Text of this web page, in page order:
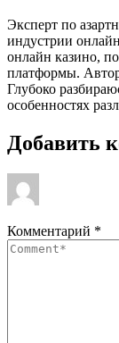
Эксперт по
индустрии
онлайн казино,
платформы.
Глубоко
особенностях
Добавить
Комментарий *